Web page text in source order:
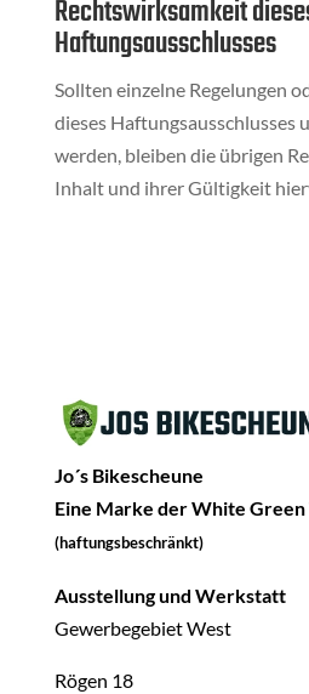
Rechtswirksamkeit
Haftungsausschlusses
Sollten einzelne Regelungen
dieses Haftungsausschlusses
werden, bleiben die übrigen
Inhalt und ihrer Gültigkeit
Jo´s Bikescheune
Eine Marke der White Green
(haftungsbeschränkt)
Ausstellung und Werkstatt
Gewerbegebiet West
Rögen 18